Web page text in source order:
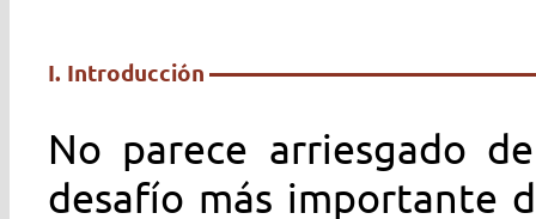
I. Introducción
No parece arriesgado
desafío más importante